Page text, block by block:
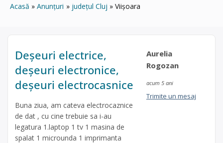
Acasă Anunțuri județul Cluj Viișoara
Deșeuri electrice,
deșeuri electronice,
deșeuri electrocasnice
Buna ziua, am cateva electrocaznice
de dat , cu cine trebuie sa i-au
legatura 1.laptop 1 tv 1 masina de
spalat 1 microunda 1 imprimanta
Aurelia
Rogozan
acum 5 ani
Trimite un mesaj